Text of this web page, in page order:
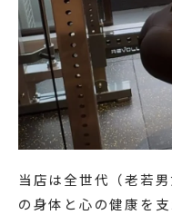
当店は全世代（老若
の身体と心の健康を